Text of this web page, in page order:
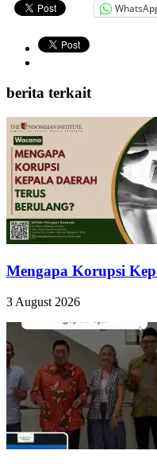
berita terkait
Mengapa Korupsi
3 August 2026